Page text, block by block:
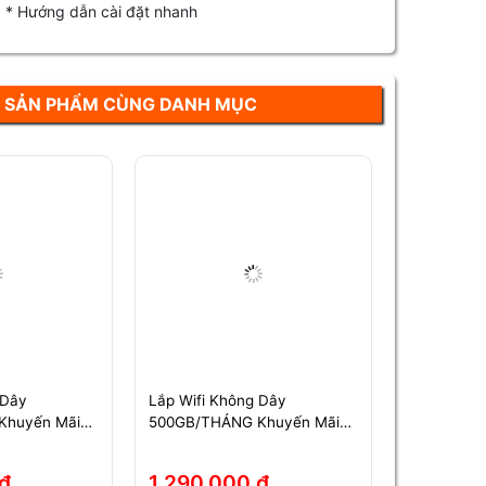
* Hướng dẫn cài đặt nhanh
SẢN PHẨM CÙNG DANH MỤC
Mãi
Lắp Wifi Không Dây
500GB/THÁNG Khuyến Mãi